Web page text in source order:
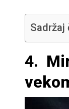
Sadržaj
4.